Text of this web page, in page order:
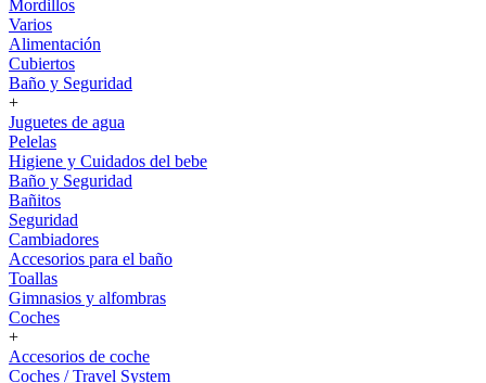
Mordillos
Varios
Alimentación
Cubiertos
Baño y Seguridad
+
Juguetes de agua
Pelelas
Higiene y Cuidados del bebe
Baño y Seguridad
Bañitos
Seguridad
Cambiadores
Accesorios para el baño
Toallas
Gimnasios y alfombras
Coches
+
Accesorios de coche
Coches / Travel System